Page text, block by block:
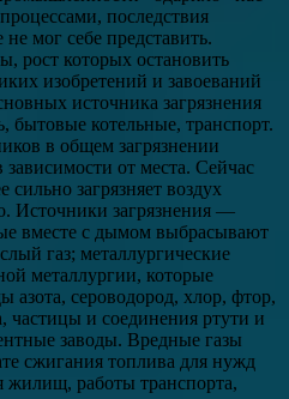
последствия
мог себе представить.
рост которых остановить
изобретений и завоеваний
источника загрязнения
котельные, транспорт.
в общем загрязнении
зависимости от места. Сейчас
загрязняет воздух
Источники загрязнения —
вместе с дымом выбрасывают
газ; металлургические
металлургии, которые
азота, сероводород, хлор, фтор,
частицы и соединения ртути и
заводы. Вредные газы
сжигания топлива для нужд
работы транспорта,